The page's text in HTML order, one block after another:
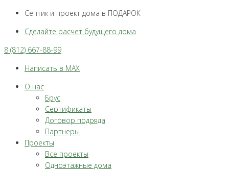
Септик и проект дома в ПОДАРОК
Сделайте расчет будущего дома
8 (812) 667-88-99
Написать в MAX
О нас
Брус
Сертификаты
Договор подряда
Партнеры
Проекты
Все проекты
Одноэтажные дома